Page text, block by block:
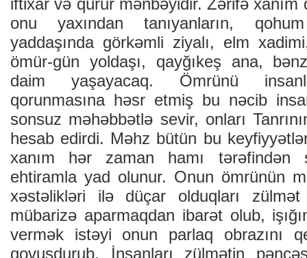
iftixar və qürur mənbəyidir. Zərifə xanım
onu yaxından tanıyanların,
yaddaşında görkəmli ziyalı, elm
ömür-gün yoldaşı, qayğıkeş ana,
daim yaşayacaq. Ömrünü
qorunmasına həsr etmiş bu nəcib
sonsuz məhəbbətlə sevir, onları
hesab edirdi. Məhz bütün bu
xanım hər zaman hamı tərəfindən
ehtiramla yad olunur. Onun ömrünün
xəstəlikləri ilə düçar olduqları
mübarizə aparmaqdan ibarət olub,
vermək istəyi onun parlaq obrazını
qovuşdurub. İnsanları zülmətin